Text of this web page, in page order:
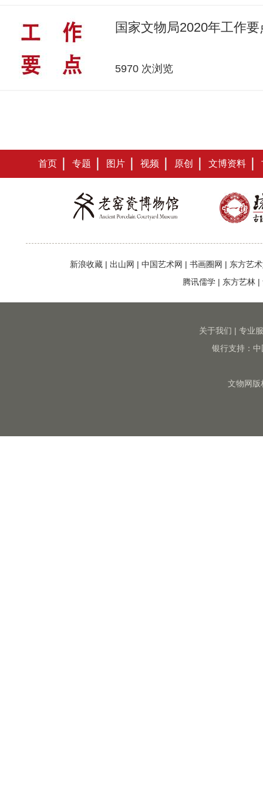
国家文物局2020年工作要
5970 次浏览
首页 专题 图片 视频 原创 文博资料
新浪收藏 | 出山网 | 中国艺术网 | 书画圈网 | 东方艺
腾讯儒学 | 东方艺林 |
关于我们 | 专业
银行支持：
文物网